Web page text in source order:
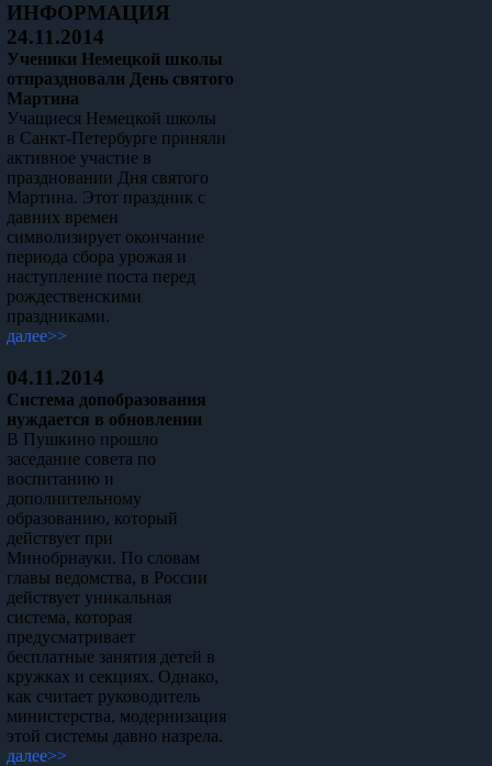
ИНФОРМАЦИЯ
24.11.2014
Ученики Немецкой школы
отпраздновали День святого
Мартина
Учащиеся Немецкой школы
в Санкт-Петербурге приняли
активное участие в
праздновании Дня святого
Мартина. Этот праздник с
давних времен
символизирует окончание
периода сбора урожая и
наступление поста перед
рождественскими
праздниками.
далее>>
04.11.2014
Система допобразования
нуждается в обновлении
В Пушкино прошло
заседание совета по
воспитанию и
дополнительному
образованию, который
действует при
Минобрнауки. По словам
главы ведомства, в России
действует уникальная
система, которая
предусматривает
бесплатные занятия детей в
кружках и секциях. Однако,
как считает руководитель
министерства, модернизация
этой системы давно назрела.
далее>>